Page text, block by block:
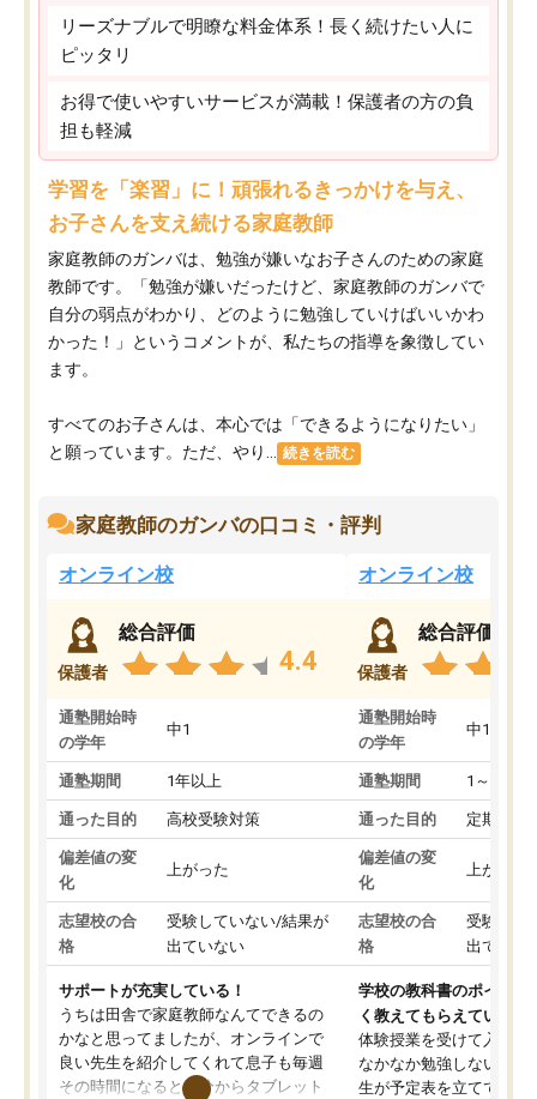
リーズナブルで明瞭な料金体系！長く続けたい人に
ピッタリ
お得で使いやすいサービスが満載！保護者の方の負
担も軽減
学習を「楽習」に！頑張れるきっかけを与え、
お子さんを支え続ける家庭教師
家庭教師のガンバは、勉強が嫌いなお子さんのための家庭
教師です。「勉強が嫌いだったけど、家庭教師のガンバで
自分の弱点がわかり、どのように勉強していけばいいかわ
かった！」というコメントが、私たちの指導を象徴してい
ます。
すべてのお子さんは、本心では「できるようになりたい」
と願っています。ただ、やり...
続きを読む
家庭教師のガンバの口コミ・評判
オンライン校
保護者
総合評価
4.4
通塾開始時
の学年
中1
通塾期間 1年以上
通った目的 高校受験対策
偏差値の変
化
上がった
志望校の合
格
受験していない/結果が
出ていない
サポートが充実している！
うちは田舎で家庭教師なんてできるの
かなと思ってましたが、オンラインで
良い先生を紹介してくれて息子も毎週
その時間になると自分からタブレット
オンライン校
保護者
総合評価
通塾開始時
の学年
中1
通塾期間 1～3ヵ月
通った目的 定期テス
偏差値の変
化
上がった
志望校の合
格
受験して
出ていな
学校の教科書のポイント
く教えてもらえている
体験授業を受けて入塾し
なかなか勉強しない息子
生が予定表を立ててくれ